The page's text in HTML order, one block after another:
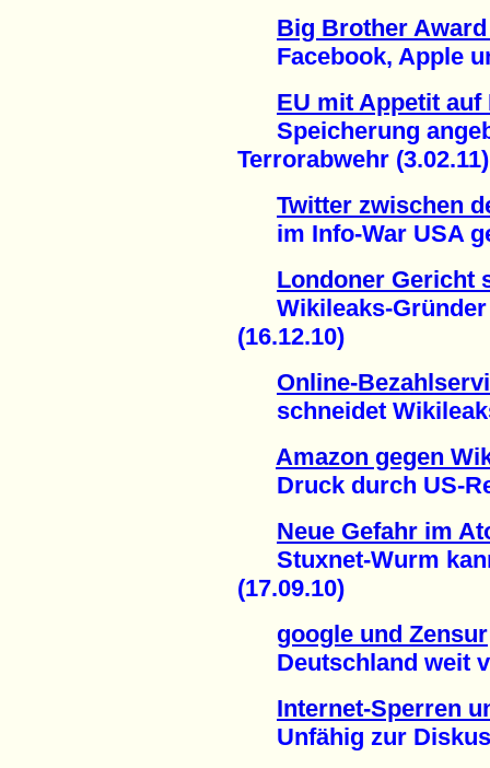
Big Brother Award
Facebook, Apple
EU mit Appetit auf
Speicherung
Terrorabwehr (3.02.11)
Twitter zwischen
im Info-War USA
Londoner Gericht
Wikileaks-Gründer
(16.12.10)
Online-
schneidet
Amazon gegen
Druck durch US-
Neue Gefahr im
Stuxnet-Wurm
(17.09.10)
google und Zensur
Deutschland weit
Internet-Sperren
Unfähig zur